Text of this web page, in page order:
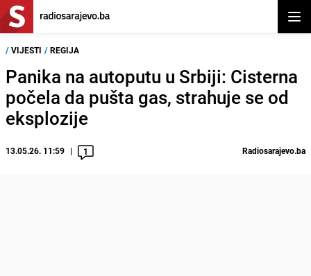
/ VIJESTI / REGIJA
Panika na autoputu u Srbiji: Cisterna
počela da pušta gas, strahuje se od
eksplozije
13.05.26. 11:59 1 Radiosarajevo.ba